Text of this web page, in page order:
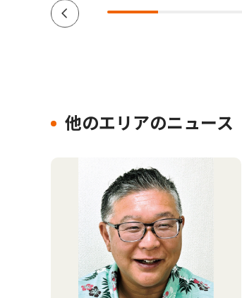
他のエリアのニュース